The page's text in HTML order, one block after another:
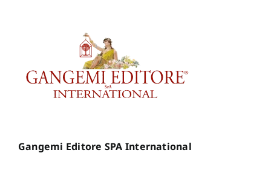
Gangemi Editore SPA International